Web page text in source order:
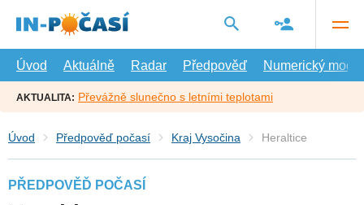
hlavní
Úvod
Aktuálně Radar Předpověď Numerický model
AKTUALITA: Převážně slunečno s letními teplotami
Úvod Předpověď počasí Kraj Vysočina Heraltice
PŘEDPOVĚĎ POČASÍ